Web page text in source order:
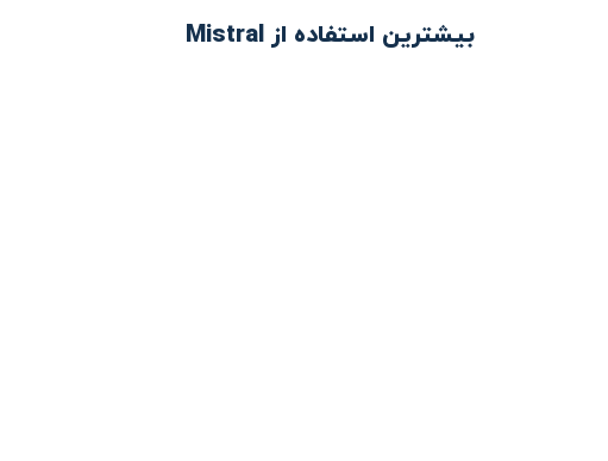
بیشترین استفاده از Mistral